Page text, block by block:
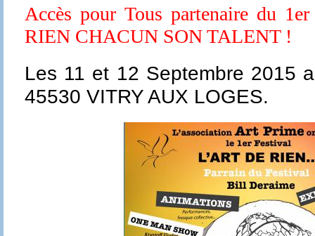
Accès pour Tous partenaire du
RIEN CHACUN SON TALENT !
Les 11 et 12 Septembre 2015
45530 VITRY AUX LOGES.